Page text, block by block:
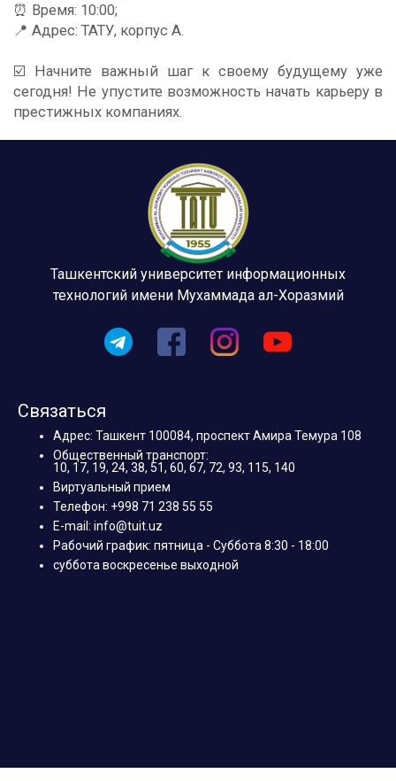
⏰ Время: 10:00;
📍 Адрес: ТАТУ, корпус А.
☑️ Начните важный шаг к своему будущему уже
сегодня! Не упустите возможность начать карьеру в
престижных компаниях.
Ташкентский университет информационных
технологий имени Мухаммада ал-Хоразмий
Связаться
Адрес: Ташкент 100084, проспект Амира Темура 108
Общественный транспорт:
10, 17, 19, 24, 38, 51, 60, 67, 72, 93, 115, 140
Виртуальный прием
Телефон: +998 71 238 55 55
E-mail: info@tuit.uz
Рабочий график: пятница - Суббота 8:30 - 18:00
суббота воскресенье выходной